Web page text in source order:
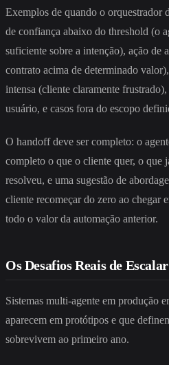
Exemplos de quando o orquestrador
de confiança abaixo do threshold (o
suficiente sobre a intenção), ação de
contrato acima de determinado
intensa (cliente claramente
usuário, e casos fora do escopo
O handoff deve ser completo: o
completo o que o cliente quer, o que
resolveu, e uma sugestão de
cliente recomeçar do zero ao chegar
todo o valor da automação anterior.
Os Desafios Reais de
Sistemas multi-agente em produção
aparecem em protótipos e que
sobrevivem ao primeiro ano.